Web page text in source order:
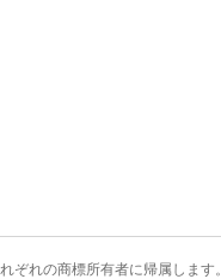
はい
れの商標所有者に帰属します。